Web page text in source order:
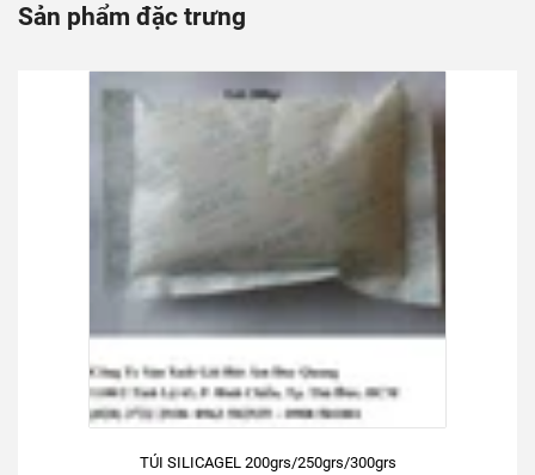
Sản phẩm đặc trưng
TÚI SILICAGEL 200grs/250grs/300grs